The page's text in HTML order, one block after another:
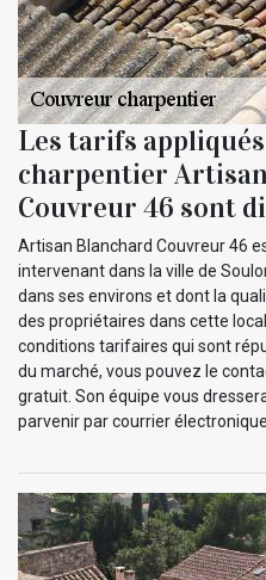
Les tarifs
charpentier
Couvreur 46 sont
Artisan Blanchard Couvreur 46
intervenant dans la ville de
dans ses environs et dont la
des propriétaires dans cette
conditions tarifaires qui sont
du marché, vous pouvez le
gratuit. Son équipe vous
parvenir par courrier